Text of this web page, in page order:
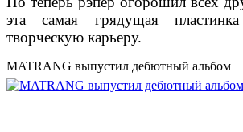
эта самая грядущая
творческую карьеру.
MATRANG выпустил дебютный альбом